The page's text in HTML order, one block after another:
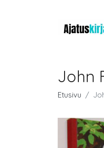
John
Etusivu